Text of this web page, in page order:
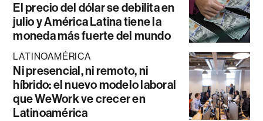
El precio del dólar se debilita en
julio y América Latina tiene la
moneda más fuerte del mundo
LATINOAMÉRICA
Ni presencial, ni remoto, ni
híbrido: el nuevo modelo laboral
que WeWork ve crecer en
Latinoamérica